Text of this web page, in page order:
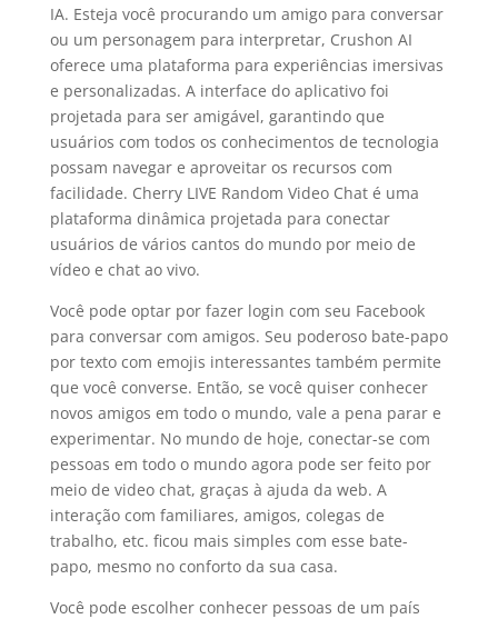
IA. Esteja você procurando um amigo para conversar
ou um personagem para interpretar, Crushon AI
oferece uma plataforma para experiências imersivas
e personalizadas. A interface do aplicativo foi
projetada para ser amigável, garantindo que
usuários com todos os conhecimentos de tecnologia
possam navegar e aproveitar os recursos com
facilidade. Cherry LIVE Random Video Chat é uma
plataforma dinâmica projetada para conectar
usuários de vários cantos do mundo por meio de
vídeo e chat ao vivo.
Você pode optar por fazer login com seu Facebook
para conversar com amigos. Seu poderoso bate-papo
por texto com emojis interessantes também permite
que você converse. Então, se você quiser conhecer
novos amigos em todo o mundo, vale a pena parar e
experimentar. No mundo de hoje, conectar-se com
pessoas em todo o mundo agora pode ser feito por
meio de video chat, graças à ajuda da web. A
interação com familiares, amigos, colegas de
trabalho, etc. ficou mais simples com esse bate-
papo, mesmo no conforto da sua casa.
Você pode escolher conhecer pessoas de um país